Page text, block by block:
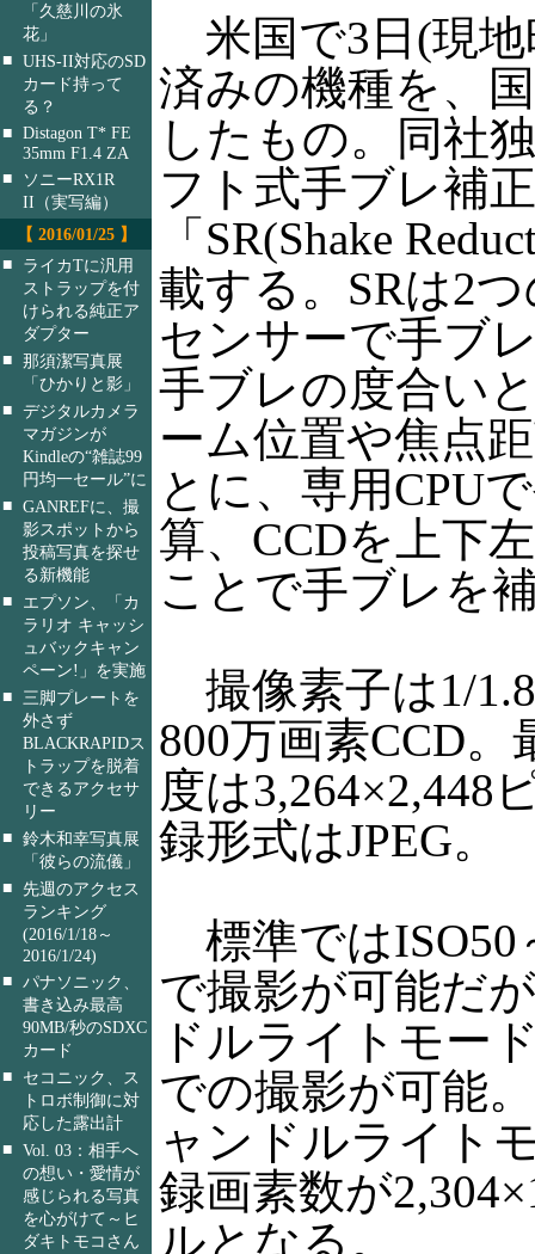
「久慈川の氷
花」
■ UHS-II対応のSD
カード持って
る？
■ Distagon T* FE
35mm F1.4 ZA
■
ソニーRX1R
II（実写編）
【 2016/01/25 】
■
ライカTに汎用
ストラップを付
けられる純正ア
ダプター
■ 那須潔写真展
「ひかりと影」
■ デジタルカメラ
マガジンが
Kindleの“雑誌99
円均一セール”に
■ GANREFに、撮
影スポットから
投稿写真を探せ
る新機能
■
エプソン、「カ
ラリオ キャッシ
ュバックキャン
ペーン!」を実施
■ 三脚プレートを
外さず
BLACKRAPIDス
トラップを脱着
できるアクセサ
リー
■ 鈴木和幸写真展
「彼らの流儀」
■ 先週のアクセス
ランキング
(2016/1/18～
2016/1/24)
■ パナソニック、
書き込み最高
90MB/秒のSDXC
カード
■
セコニック、ス
トロボ制御に対
応した露出計
■ Vol. 03：相手へ
の想い・愛情が
感じられる写真
を心がけて～ヒ
ダキトモコさん
米国で3日(現地
済みの機種を、
したもの。同社
フト式手ブレ補
「SR(Shake
載する。SRは2
センサーで手ブ
手ブレの度合い
ーム位置や焦点
とに、専用CPU
算、CCDを上下
ことで手ブレを
撮像素子は1/
800万画素CCD。
度は3,264×2,448
録形式はJPEG。
標準ではISO50
で撮影が可能だ
ドルライトモー
での撮影が可能
ャンドルライト
録画素数が
ルとなる。